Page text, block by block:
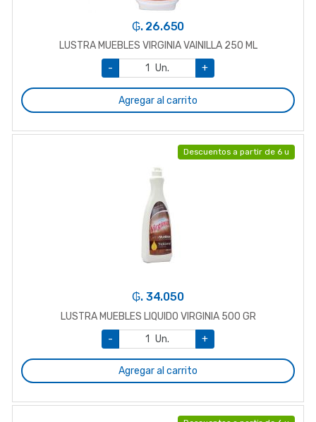
₲. 26.650
LUSTRA MUEBLES VIRGINIA VAINILLA 250 ML
-
Un. +
Agregar al carrito
Descuentos a partir de 6 u
₲. 34.050
LUSTRA MUEBLES LIQUIDO VIRGINIA 500 GR
-
Un. +
Agregar al carrito